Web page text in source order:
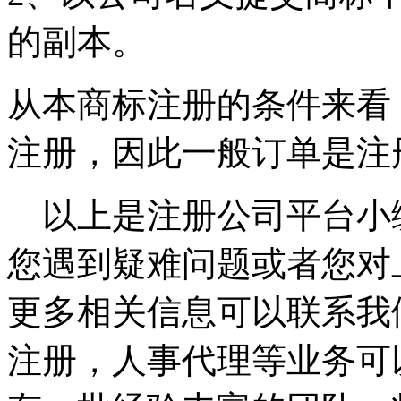
的副本。
从本商标注册的条件来
注册，因此一般订单是
以上是注册公司平台小
您遇到疑难问题或者您
更多相关信息可以联系
注册，人事代理等业务